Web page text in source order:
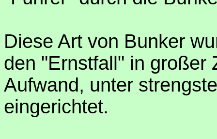
Diese Art von Bunker
den "Ernstfall" in großer
Aufwand, unter
eingerichtet.